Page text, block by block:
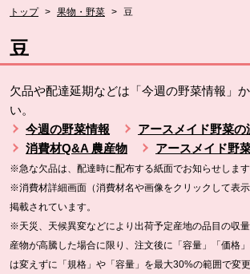
トップ > 果物・野菜 > 豆
豆
欠品や配達延期などは「今週の野菜情報」
い。
今週の野菜情報
アースメイド野菜の
消費材Q&A 農産物
アースメイド野
※急な欠品は、配達時に配布する紙面でお知らせします
※消費材詳細画面（消費材名や画像をクリックして表
掲載されています。
※天災、天候異変などにより出荷予定産地の品目の収
産物が高騰した場合に限り、注文後に「容量」「価格
は変えずに「規格」や「容量」を最大30%の範囲で変